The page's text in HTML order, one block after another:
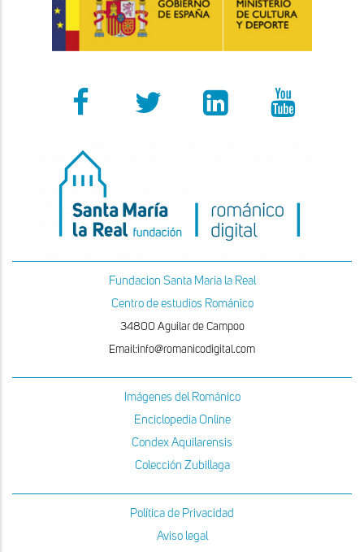
Fundacion Santa Maria la Real
Centro de estudios Románico
34800 Aguilar de Campoo
Email:info@romanicodigital.com
Imágenes del Románico
Enciclopedia Online
Condex Aquilarensis
Colección Zubillaga
Política de Privacidad
Aviso legal